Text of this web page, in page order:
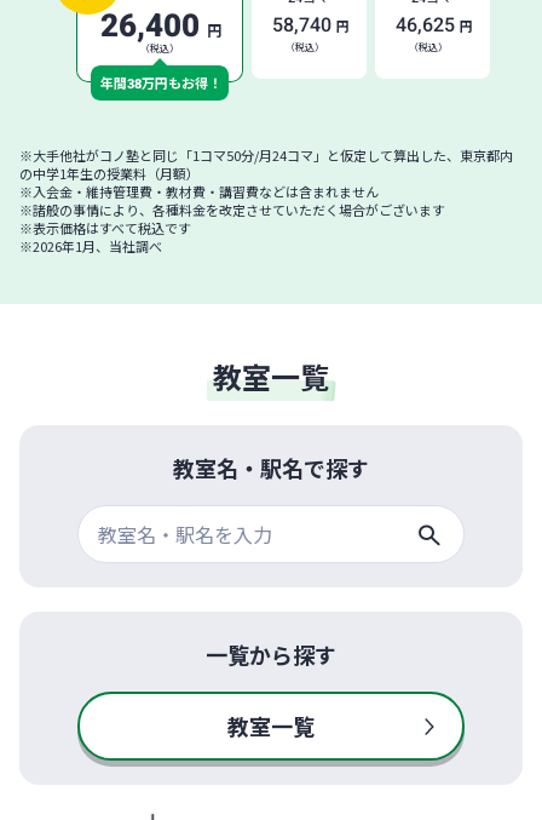
46,625 円
（税込）
58,740 円
（税込）
26,400 円
（税込）
年間38万円もお得！
※大手他社がコノ塾と同じ「1コマ50分/月24コマ」と仮定して算出した、東京都内
の中学1年生の授業料（月額）
※入会金・維持管理費・教材費・講習費などは含まれません
※諸般の事情により、各種料金を改定させていただく場合がございます
※表示価格はすべて税込です
※2026年1月、当社調べ
教室一覧
教室名・駅名で探す
一覧から探す
教室一覧